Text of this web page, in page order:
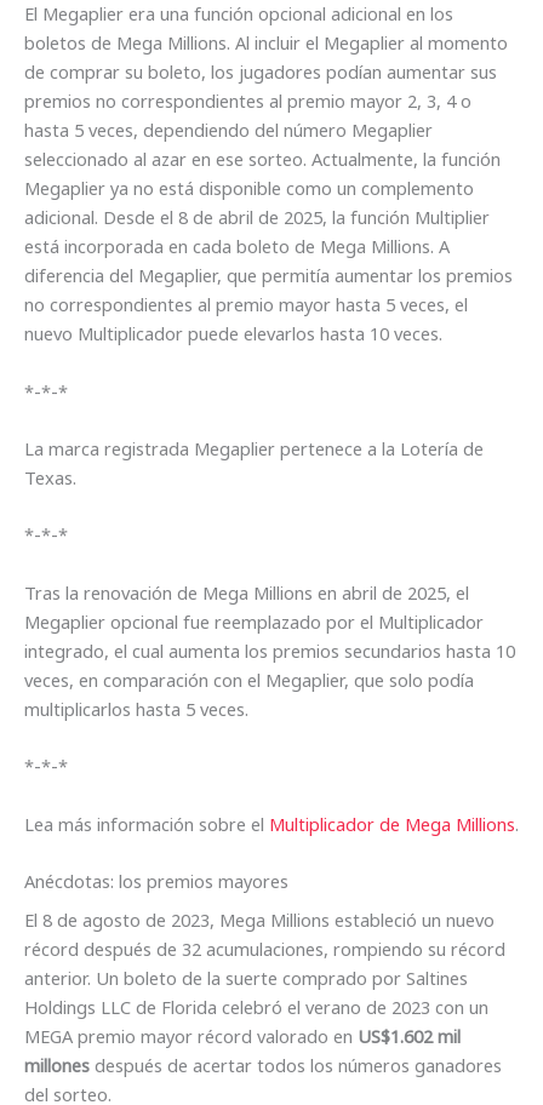
El Megaplier era una función opcional adicional en los
boletos de Mega Millions. Al incluir el Megaplier al momento
de comprar su boleto, los jugadores podían aumentar sus
premios no correspondientes al premio mayor 2, 3, 4 o
hasta 5 veces, dependiendo del número Megaplier
seleccionado al azar en ese sorteo. Actualmente, la función
Megaplier ya no está disponible como un complemento
adicional. Desde el 8 de abril de 2025, la función Multiplier
está incorporada en cada boleto de Mega Millions. A
diferencia del Megaplier, que permitía aumentar los premios
no correspondientes al premio mayor hasta 5 veces, el
nuevo Multiplicador puede elevarlos hasta 10 veces.
*-*-*
La marca registrada Megaplier pertenece a la Lotería de
Texas.
*-*-*
Tras la renovación de Mega Millions en abril de 2025, el
Megaplier opcional fue reemplazado por el Multiplicador
integrado, el cual aumenta los premios secundarios hasta 10
veces, en comparación con el Megaplier, que solo podía
multiplicarlos hasta 5 veces.
*-*-*
Lea más información sobre el Multiplicador de Mega Millions.
Anécdotas: los premios mayores
El 8 de agosto de 2023, Mega Millions estableció un nuevo
récord después de 32 acumulaciones, rompiendo su récord
anterior. Un boleto de la suerte comprado por Saltines
Holdings LLC de Florida celebró el verano de 2023 con un
MEGA premio mayor récord valorado en US$1.602 mil
millones después de acertar todos los números ganadores
del sorteo.